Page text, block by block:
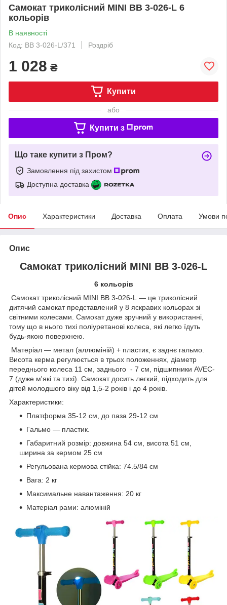
Самокат триколісний MINI BB 3-026-L 6
кольорів
В наявності
Код: BB 3-026-L/371
Роздріб
1 028 ₴
Купити
або
Купити з
Що таке купити з Пром?
Замовлення під захистом
Доступна доставка
Опис Характеристики Доставка Оплата Умови
Опис
Самокат триколісний MINI BB 3-026-L
6 кольорів
Самокат триколісний MINI BB 3-026-L — це триколісний
дитячий самокат представлений у 8 яскравих кольорах зі
світними колесами. Самокат дуже зручний у використанні,
тому що в нього тихі поліуретанові колеса, які легко їдуть
будь-якою поверхнею.
Матеріал — метал (аллюміній) + пластик, є заднє гальмо.
Висота керма регулюється в трьох положеннях, діаметр
переднього колеса 11 см, заднього - 7 см, підшипники AVEC-
7 (дуже м'які та тихі). Самокат досить легкий, підходить для
дітей молодшого віку від 1,5-2 років і до 4 років.
Характеристики:
Платформа 35-12 см, до паза 29-12 см
Гальмо — пластик.
Габаритний розмір: довжина 54 см, висота 51 см,
ширина за кермом 25 см
Регульована кермова стійка: 74.5/84 см
Вага: 2 кг
Максимальне навантаження: 20 кг
Матеріал рами: алюміній